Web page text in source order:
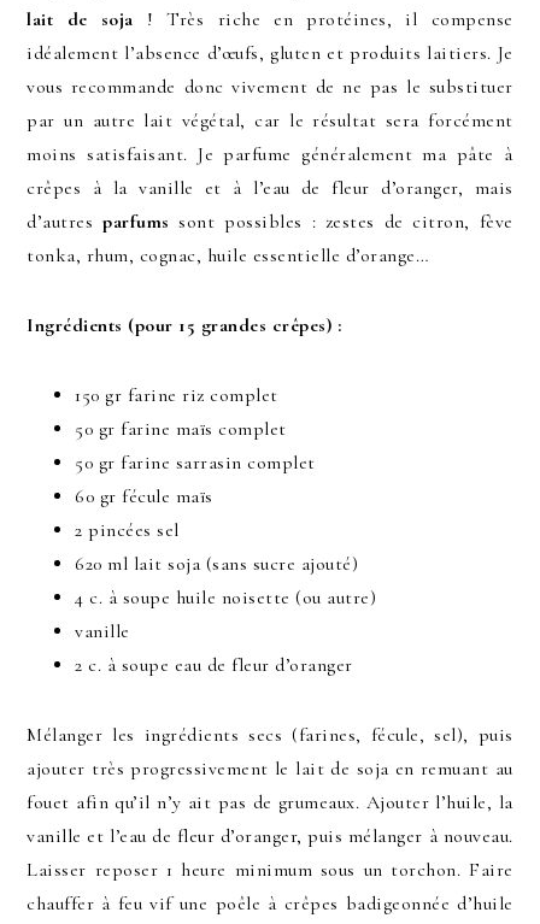
lait de soja ! Très riche en protéines, il compense
idéalement l’absence d’œufs, gluten et produits laitiers. Je
vous recommande donc vivement de ne pas le substituer
par un autre lait végétal, car le résultat sera forcément
moins satisfaisant. Je parfume généralement ma pâte à
crêpes à la vanille et à l’eau de fleur d’oranger, mais
d’autresparfums sont possibles : zestes de citron, fève
tonka, rhum, cognac, huile essentielle d’orange…
Ingrédients (pour 15 grandes crêpes) :
150 gr farine riz complet
50 gr farine maïs complet
50 gr farine sarrasin complet
60 gr fécule maïs
2 pincées sel
620 ml lait soja (sans sucre ajouté)
4 c. à soupe huile noisette (ou autre)
vanille
2 c. à soupe eau de fleur d’oranger
Mélanger les ingrédients secs (farines, fécule, sel), puis
ajouter très progressivement le lait de soja en remuant au
fouet afin qu’il n’y ait pas de grumeaux. Ajouter l’huile, la
vanille et l’eau de fleur d’oranger, puis mélanger à nouveau.
Laisser reposer 1 heure minimum sous un torchon. Faire
chauffer à feu vif une poêle à crêpes badigeonnée d’huile